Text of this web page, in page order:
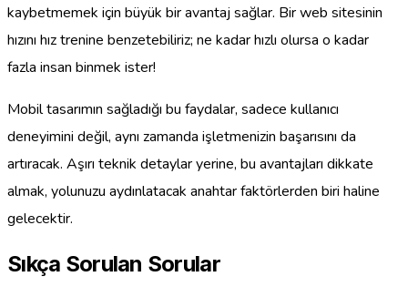
kaybetmemek için büyük bir avantaj sağlar. Bir web sitesinin
hızını hız trenine benzetebiliriz; ne kadar hızlı olursa o kadar
fazla insan binmek ister!
Mobil tasarımın sağladığı bu faydalar, sadece kullanıcı
deneyimini değil, aynı zamanda işletmenizin başarısını da
artıracak. Aşırı teknik detaylar yerine, bu avantajları dikkate
almak, yolunuzu aydınlatacak anahtar faktörlerden biri haline
gelecektir.
Sıkça Sorulan Sorular